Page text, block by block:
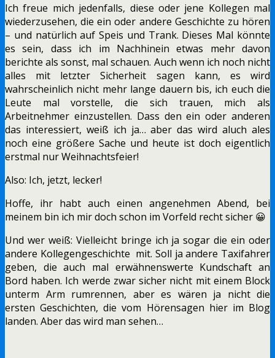
Ich freue mich jedenfalls, diese oder jene Kollegen mal
wiederzusehen, die ein oder andere Geschichte zu hören
– und natürlich auf Speis und Trank. Dieses Mal könnte
es sein, dass ich im Nachhinein etwas mehr davon
berichte als sonst, mal schauen. Auch wenn ich noch nicht
alles mit letzter Sicherheit sagen kann, es wird
wahrscheinlich nicht mehr lange dauern bis, ich euch die
Leute mal vorstelle, die sich trauen, mich als
Arbeitnehmer einzustellen. Dass den ein oder anderen
das interessiert, weiß ich ja… aber das wird aluch ales
noch eine größere Sache und heute ist doch eigentlich
erstmal nur Weihnachtsfeier!
Also: Ich, jetzt, lecker!
Hoffe, ihr habt auch einen angenehmen Abend, bei
meinem bin ich mir doch schon im Vorfeld recht sicher 😀
Und wer weiß: Vielleicht bringe ich ja sogar die ein oder
andere Kollegengeschichte mit. Soll ja andere Taxifahrer
geben, die auch mal erwähnenswerte Kundschaft an
Bord haben. Ich werde zwar sicher nicht mit einem Block
unterm Arm rumrennen, aber es wären ja nicht die
ersten Geschichten, die vom Hörensagen hier im Blog
landen. Aber das wird man sehen…